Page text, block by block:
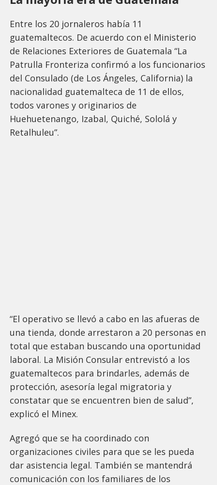
Entre los 20 jornaleros había 11
guatemaltecos. De acuerdo con el Ministerio
de Relaciones Exteriores de Guatemala “La
Patrulla Fronteriza confirmó a los funcionarios
del Consulado (de Los Ángeles, California) la
nacionalidad guatemalteca de 11 de ellos,
todos varones y originarios de
Huehuetenango, Izabal, Quiché, Sololá y
Retalhuleu”.
“El operativo se llevó a cabo en las afueras de
una tienda, donde arrestaron a 20 personas en
total que estaban buscando una oportunidad
laboral. La Misión Consular entrevistó a los
guatemaltecos para brindarles, además de
protección, asesoría legal migratoria y
constatar que se encuentren bien de salud”,
explicó el Minex.
Agregó que se ha coordinado con
organizaciones civiles para que se les pueda
dar asistencia legal. También se mantendrá
comunicación con los familiares de los